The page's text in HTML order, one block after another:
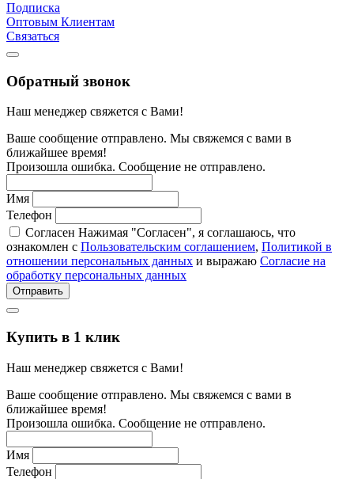
Подписка
Оптовым Клиентам
Связаться
Обратный звонок
Наш менеджер свяжется с Вами!
Ваше сообщение отправлено. Мы свяжемся с вами в
ближайшее время!
Произошла ошибка. Сообщение не отправлено.
Имя
Телефон
Согласен Нажимая "Согласен", я соглашаюсь, что
ознакомлен с Пользовательским соглашением, Политикой в
отношении персональных данных и выражаю Согласие на
обработку персональных данных
Отправить
Купить в 1 клик
Наш менеджер свяжется с Вами!
Ваше сообщение отправлено. Мы свяжемся с вами в
ближайшее время!
Произошла ошибка. Сообщение не отправлено.
Имя
Телефон